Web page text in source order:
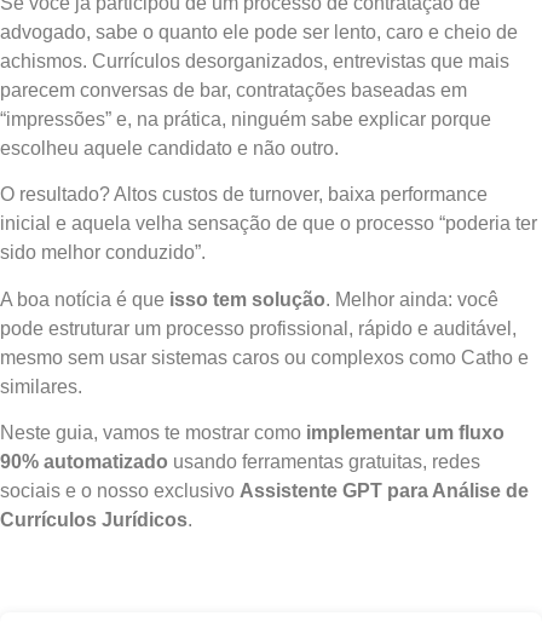
advogado, sabe o quanto ele pode ser lento, caro e cheio de
achismos. Currículos desorganizados, entrevistas que mais
parecem conversas de bar, contratações baseadas em
“impressões” e, na prática, ninguém sabe explicar porque
escolheu aquele candidato e não outro.
O resultado? Altos custos de turnover, baixa performance
inicial e aquela velha sensação de que o processo “poderia ter
sido melhor conduzido”.
A boa notícia é que isso tem solução. Melhor ainda: você
pode estruturar um processo profissional, rápido e auditável,
mesmo sem usar sistemas caros ou complexos como Catho e
similares.
Neste guia, vamos te mostrar como implementar um fluxo
90% automatizado usando ferramentas gratuitas, redes
sociais e o nosso exclusivo Assistente GPT para Análise de
Currículos Jurídicos.